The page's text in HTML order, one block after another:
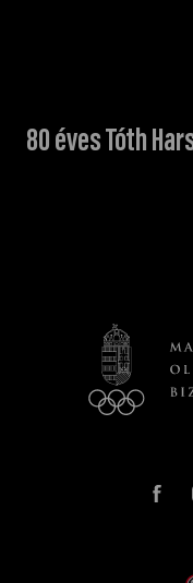
80 éves Tóth